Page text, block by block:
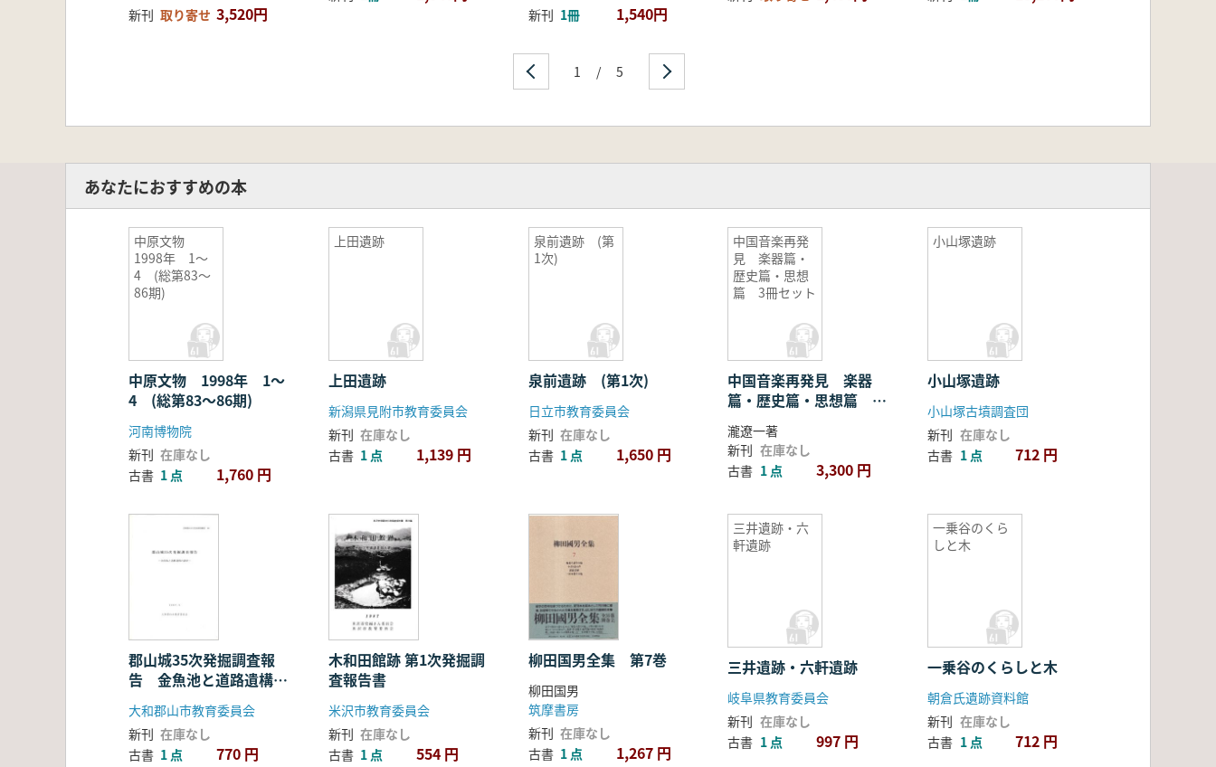
新刊 取り寄せ 3,520円
新刊 1冊 1,540円
1 / 5
あなたにおすすめの本
中原文物
1998年 1〜
4 (総第83〜
86期)
中原文物 1998年 1〜
4 (総第83〜86期)
河南博物院
新刊 在庫なし
古書 1 点 1,760 円
上田遺跡
上田遺跡
新潟県見附市教育委員会
新刊 在庫なし
古書 1 点 1,139 円
泉前遺跡 (第
1次)
泉前遺跡 (第1次)
日立市教育委員会
新刊 在庫なし
古書 1 点 1,650 円
中国音楽再発
見 楽器篇・
歴史篇・思想
篇 3冊セット
中国音楽再発見 楽器
篇・歴史篇・思想篇 3
冊セット
瀧遼一著
新刊 在庫なし
古書 1 点 3,300 円
小山塚遺跡
小山塚遺跡
小山塚古墳調査団
新刊 在庫なし
古書 1 点 712 円
郡山城35次発掘調査報
告 金魚池と道路遺構の
調査
大和郡山市教育委員会
新刊 在庫なし
古書 1 点 770 円
木和田館跡 第1次発掘調
査報告書
米沢市教育委員会
新刊 在庫なし
古書 1 点 554 円
柳田国男全集 第7巻
柳田国男
筑摩書房
新刊 在庫なし
古書 1 点 1,267 円
三井遺跡・六
軒遺跡
三井遺跡・六軒遺跡
岐阜県教育委員会
新刊 在庫なし
古書 1 点 997 円
一乗谷のくら
しと木
一乗谷のくらしと木
朝倉氏遺跡資料館
新刊 在庫なし
古書 1 点 712 円